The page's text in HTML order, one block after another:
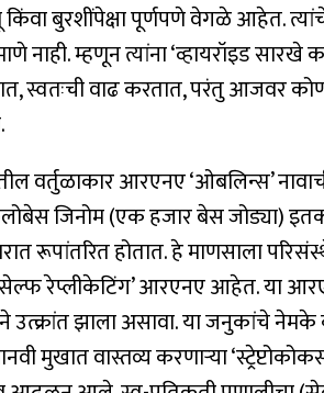
बुरशींपेक्षा पूर्णपणे वेगळे आहेत.
नाही. म्हणून त्यांना ‘व्हायरॉइड
स्वतःची वाढ करतात, परंतु आजवर
वर्तुळाकार आरएनए ‘ओबलिन्स’ नावाची
जिनोम (एक हजार बेस जोड्या)
रूपांतरित होतात. हे माणसाला
रेप्लीकेटिंग’ आरएनए आहेत. या
उत्क्रांत झाला असावा. या जनुकांचे
मुखात वास्तव्य करणार्‍या